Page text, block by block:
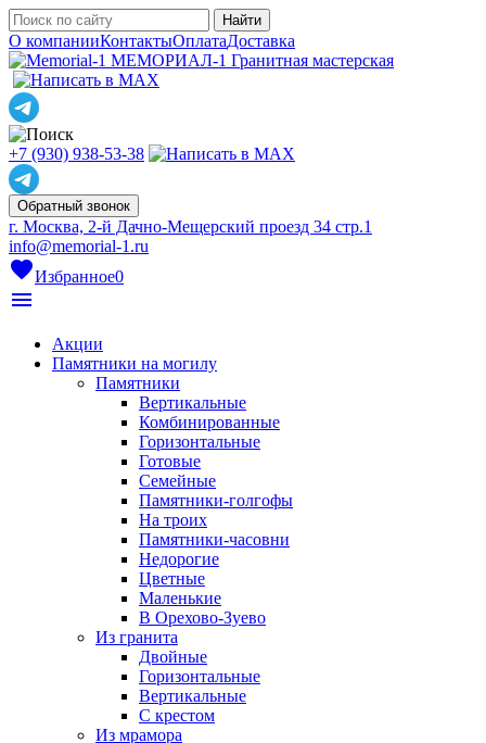
О компанииКонтактыОплатаДоставка
МЕМОРИАЛ-1 Гранитная мастерская
+7 (930) 938-53-38
Обратный звонок
г. Москва, 2-й Дачно-Мещерский проезд 34 стр.1
info@memorial-1.ru
favoriteИзбранное0
menu
Акции
Памятники на могилу
Памятники
Вертикальные
Комбинированные
Горизонтальные
Готовые
Семейные
Памятники-голгофы
На троих
Памятники-часовни
Недорогие
Цветные
Маленькие
В Орехово-Зуево
Из гранита
Двойные
Горизонтальные
Вертикальные
С крестом
Из мрамора